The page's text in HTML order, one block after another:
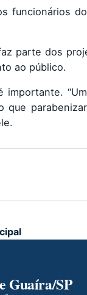
funcionários
parte dos
ao público.
importante.
que
Guaíra/SP